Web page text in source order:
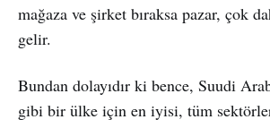
mağaza ve şirket bıraksa pazar, çok
gelir.
Bundan dolayıdır ki bence, Suudi
gibi bir ülke için en iyisi, tüm